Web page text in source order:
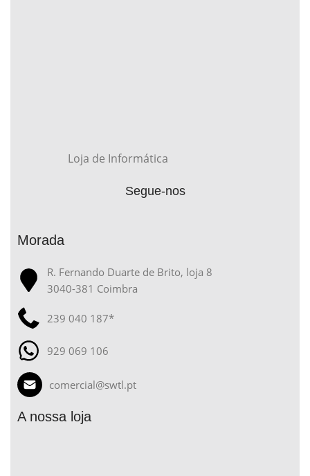
Loja de Informática
Segue-nos
Morada
R. Fernando Duarte de Brito, loja 8
3040-381 Coimbra
239 040 187*
929 069 106
comercial@swtl.pt
A nossa loja